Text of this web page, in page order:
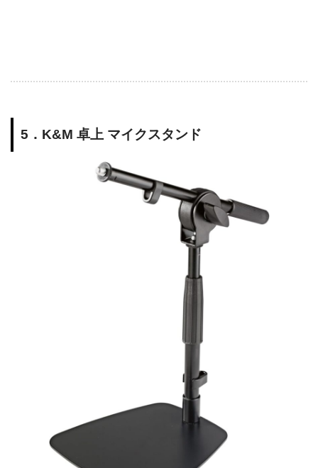
5．K&M 卓上 マイクスタンド